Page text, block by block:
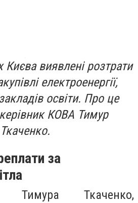
Києва виявлені розтрати
електроенергії,
освіти. Про це
КОВА Тимур
Ткаченко.
за
Ткаченко,